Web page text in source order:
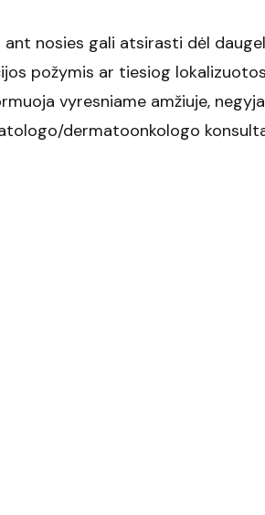
ant nosies gali atsirasti dėl
požymis ar tiesiog
vyresniame amžiuje,
dermatoonkologo